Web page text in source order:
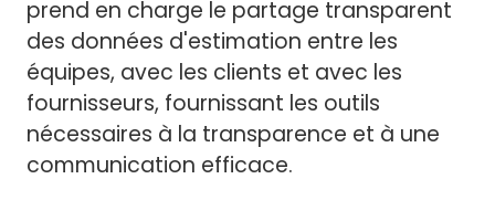
prend en charge le partage transparent
des données d'estimation entre les
équipes, avec les clients et avec les
fournisseurs, fournissant les outils
nécessaires à la transparence et à une
communication efficace.